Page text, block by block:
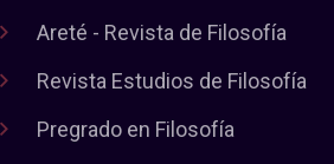
Areté - Revista de Filosofía
Revista Estudios de Filosofía
Pregrado en Filosofía